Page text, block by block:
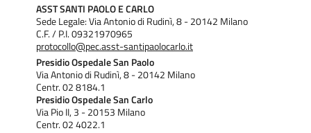
ASST SANTI PAOLO E CARLO
Sede Legale: Via Antonio di Rudinì, 8 - 20142 Milano
C.F. / P.I. 09321970965
protocollo@pec.asst-santipaolocarlo.it
Presidio Ospedale San Paolo
Via Antonio di Rudinì, 8 - 20142 Milano
Centr. 02 8184.1
Presidio Ospedale San Carlo
Via Pio II, 3 - 20153 Milano
Centr. 02 4022.1